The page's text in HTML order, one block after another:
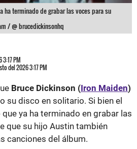
ha terminado de grabar las voces para su
/ @ brucedickinsonhq
3:17 PM
del 2026 3:17 PM
Bruce Dickinson (Iron Maiden)
su disco en solitario. Si bien el
ya ha terminado en grabar las
que su hijo Austin también
canciones del álbum.